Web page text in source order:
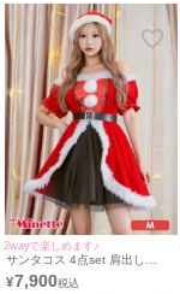
ワンピース+透明ストラップ＋
グローブ＋ベルト]
2wayで楽しめます♪
サンタコス 4点set 肩出し
2Wayオフショルダーキラキラ
Aラインベロア サンタ コスプ
¥7,900